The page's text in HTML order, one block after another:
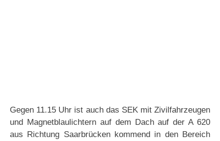
Gegen 11.15 Uhr ist auch das SEK mit Zivilfahrzeugen
und Magnetblaulichtern auf dem Dach auf der A 620
aus Richtung Saarbrücken kommend in den Bereich